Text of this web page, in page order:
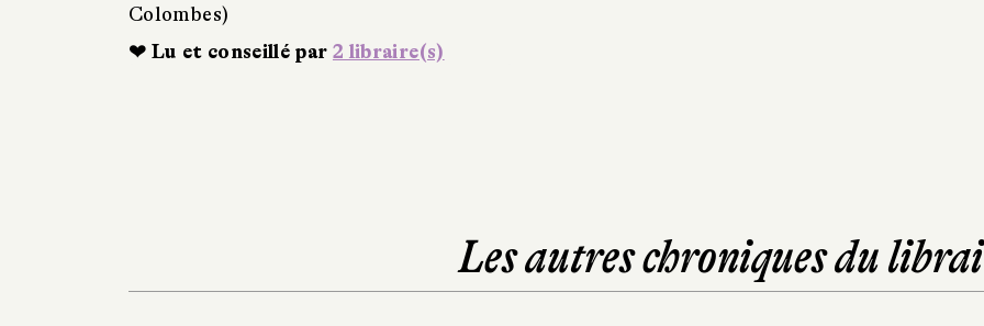
Colombes)
❤ Lu et conseillé par 2 libraire(s)
Les autres chroniques du